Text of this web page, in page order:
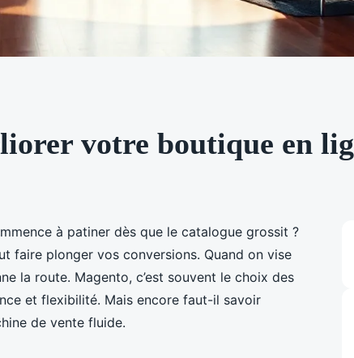
votre boutique en
à patiner dès que le catalogue grossit ?
faire plonger vos conversions. Quand on vise
la route. Magento, c’est souvent le choix des
et flexibilité. Mais encore faut-il savoir
de vente fluide.